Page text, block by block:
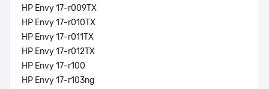
HP Envy 17-r009TX
HP Envy 17-r010TX
HP Envy 17-r011TX
HP Envy 17-r012TX
HP Envy 17-r100
HP Envy 17-r103ng